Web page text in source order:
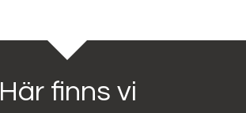
Här finns vi